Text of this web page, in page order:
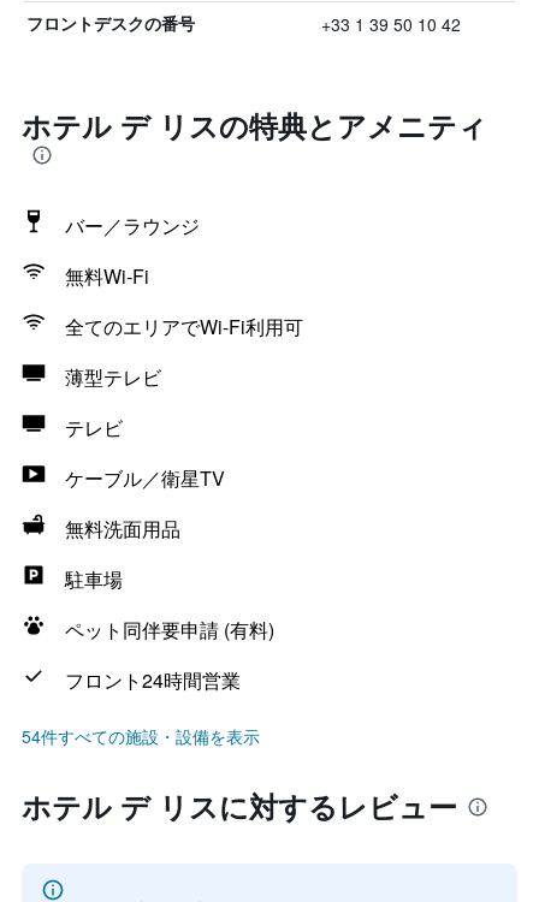
フロントデスクの番号 +33 1 39 50 10 42
ホテル デ リスの特典とアメニティ
バー／ラウンジ
無料Wi-Fi
全てのエリアでWi-Fi利用可
薄型テレビ
テレビ
ケーブル／衛星TV
無料洗面用品
駐車場
ペット同伴要申請 (有料)
フロント24時間営業
54件すべての施設・設備を表示
ホテル デ リスに対するレビュー